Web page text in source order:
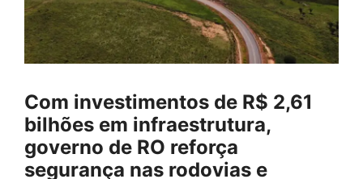
Com investimentos de R$ 2,61
bilhões em infraestrutura,
governo de RO reforça
segurança nas rodovias e